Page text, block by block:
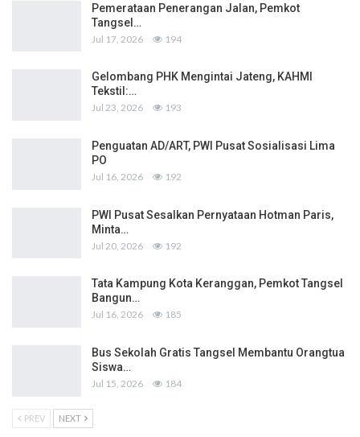
Pemerataan Penerangan Jalan, Pemkot
Tangsel…
Jul 17, 2026 194
Gelombang PHK Mengintai Jateng, KAHMI
Tekstil:…
Jul 23, 2026 193
Penguatan AD/ART, PWI Pusat Sosialisasi Lima
PO
Jul 16, 2026 192
PWI Pusat Sesalkan Pernyataan Hotman Paris,
Minta…
Jul 20, 2026 192
Tata Kampung Kota Keranggan, Pemkot Tangsel
Bangun…
Jul 16, 2026 185
Bus Sekolah Gratis Tangsel Membantu Orangtua
Siswa…
Jul 15, 2026 184
PREV NEXT